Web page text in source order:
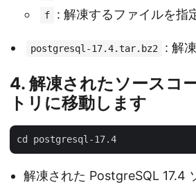
f : 解凍するファイルを指
postgresql-17.4.tar.bz2 : 解
4. 解凍されたソースコ
トリに移動します
解凍された PostgreSQL 17.4